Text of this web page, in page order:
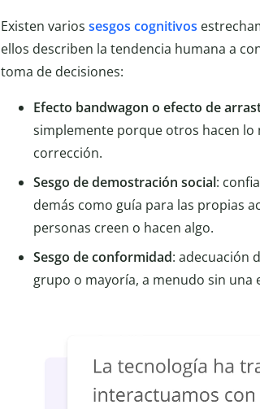
Existen varios sesgos cognitivos
ellos describen la tendencia humana a
toma de decisiones:
Efecto bandwagon o efecto de
simplemente porque otros hacen lo
corrección.
Sesgo de demostración social:
demás como guía para las propias
personas creen o hacen algo.
Sesgo de conformidad: adecuación
grupo o mayoría, a menudo sin una